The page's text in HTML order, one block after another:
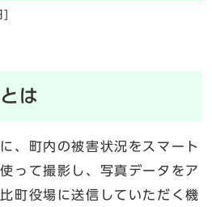
]
は
、町内の被害状況をスマート
って撮影し、写真データをア
町役場に送信していただく機